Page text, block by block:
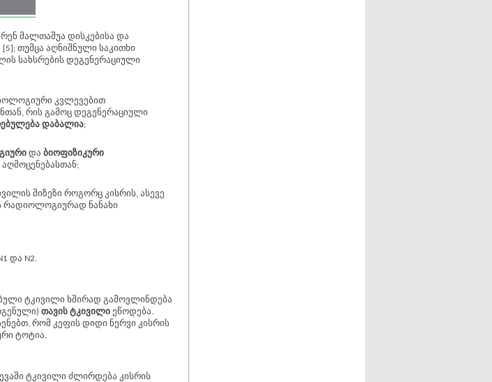
მალთაშუა დისკებისა და
თუმცა აღნიშნული საკითხი
სახსრების დეგენერაციული
კვლევებით
რის გამოც დეგენერაციული
დაბალია;
და ბიოფიზიკური
მიზეზი როგორც კისრის, ასევე
რადიოლოგიურად ნანახი
და N2.
ტკივილი ხშირად გამოვლინდება
თავის ტკივილი ეწოდება.
რომ კეფის დიდი ნერვი კისრის
ტოტია.
ტკივილი ძლირდება კისრის